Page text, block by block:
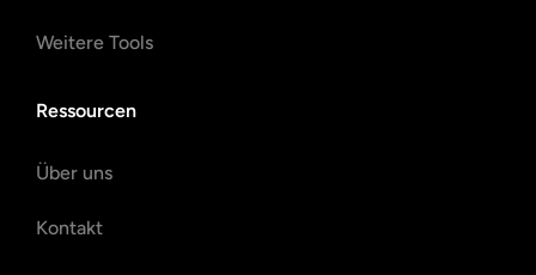
Weitere Tools
Ressourcen
Über uns
Kontakt